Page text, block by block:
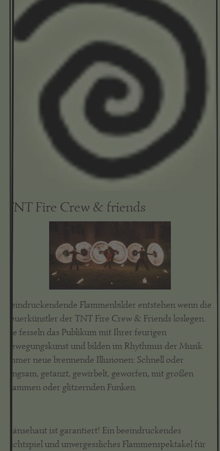
TNT Fire Crew & friends
Beindruckendende Flammenbilder entstehen wenn die
Feuerkünstler der TNT Fire Crew & Friends loslegen.
Sie fesseln das Publikum mit Ihrer feurigen
Bewegungskunst und bilden im Rhythmus der Musik
immer neue brennende Illusionen: Schnell oder
langsam, getanzt, gewirbelt, geworfen, mit großen
Flammen oder glitzernden Funken.
Gänsehaut ist garantiert! Ein beeindruckendes
Lichtspiel und unvergessliches Flammenspektakel für